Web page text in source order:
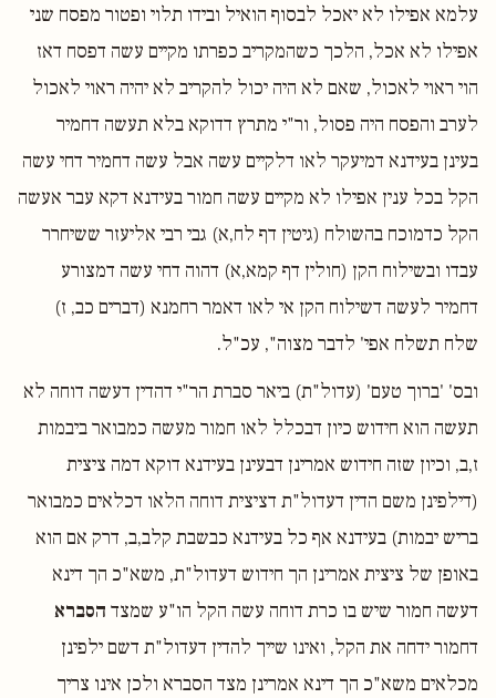
עלמא אפילו לא יאכל לבסוף הואיל ובידו תלוי ופטור מפסח שני
אפילו לא אכל, הלכך כשהמקריב כפרתו מקיים עשה דפסח דאז
הוי ראוי לאכול, שאם לא היה יכול להקריב לא יהיה ראוי לאכול
לערב והפסח היה פסול, ור"י מתרץ דדוקא בלא תעשה דחמיר
בעינן בעידנא דמיעקר לאו דלקיים עשה אבל עשה דחמיר דחי עשה
הקל בכל ענין אפילו לא מקיים עשה חמור בעידנא דקא עבר אעשה
הקל כדמוכח בהשולח (גיטין דף לח,א) גבי רבי אליעזר ששיחרר
עבדו ובשילוח הקן (חולין דף קמא,א) דהוה דחי עשה דמצורע
דחמיר לעשה דשילוח הקן אי לאו דאמר רחמנא (דברים כב, ז)
שלח תשלח אפי' לדבר מצוה", עכ"ל.
ובס' 'ברוך טעם' (עדול"ת) ביאר סברת הר"י דהדין דעשה דוחה לא
תעשה הוא חידוש כיון דבכלל לאו חמור מעשה כמבואר ביבמות
ז,ב, וכיון שזה חידוש אמרינן דבעינן בעידנא דוקא דמה ציצית
(דילפינן משם הדין דעדול"ת דציצית דוחה הלאו דכלאים כמבואר
בריש יבמות) בעידנא אף כל בעידנא כבשבת קלב,ב, דרק אם הוא
באופן של ציצית אמרינן הך חידוש דעדול"ת, משא"כ הך דינא
דעשה חמור שיש בו כרת דוחה עשה הקל הו"ע שמצד הסברא
דחמור ידחה את הקל, ואינו שייך להדין דעדול"ת דשם ילפינן
מכלאים משא"כ הך דינא אמרינן מצד הסברא ולכן אינו צריך